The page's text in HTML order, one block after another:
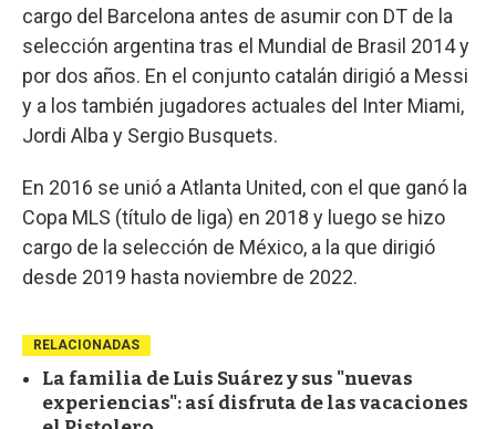
cargo del Barcelona antes de asumir con DT de la
selección argentina tras el Mundial de Brasil 2014 y
por dos años. En el conjunto catalán dirigió a Messi
y a los también jugadores actuales del Inter Miami,
Jordi Alba y Sergio Busquets.
En 2016 se unió a Atlanta United, con el que ganó la
Copa MLS (título de liga) en 2018 y luego se hizo
cargo de la selección de México, a la que dirigió
desde 2019 hasta noviembre de 2022.
RELACIONADAS
La familia de Luis Suárez y sus "nuevas
experiencias": así disfruta de las vacaciones